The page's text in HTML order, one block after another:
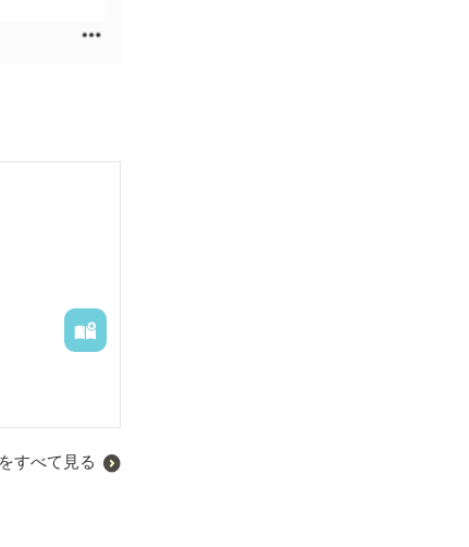
すべて見る